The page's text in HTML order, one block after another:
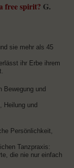
free spirit? G.
sie mehr als 45
ihr Erbe ihrem
Bewegung und
Heilung und
Persönlichkeit,
Tanzpraxis:
die nie nur einfach